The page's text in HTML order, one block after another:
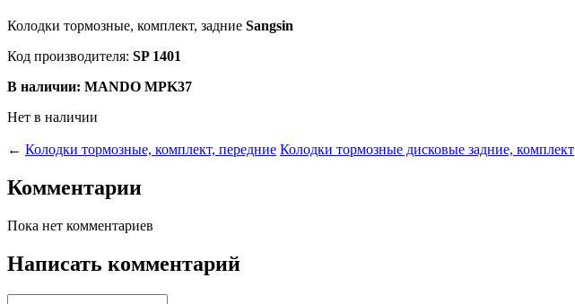
Колодки тормозные, комплект, задние Sangsin
Код производителя: SP 1401
В наличии: MANDO MPK37
Нет в наличии
← Колодки тормозные, комплект, передние Колодки тормозные дисковые задние, комплект
Комментарии
Пока нет комментариев
Написать комментарий